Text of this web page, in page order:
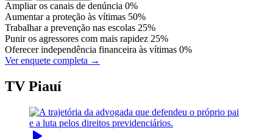
Ampliar os canais de denúncia 0%
Aumentar a proteção às vítimas 50%
Trabalhar a prevenção nas escolas 25%
Punir os agressores com mais rapidez 25%
Oferecer independência financeira às vítimas 0%
Ver enquete completa →
TV Piauí